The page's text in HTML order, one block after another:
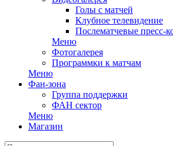
Голы с матчей
Клубное телевидение
Послематчевые пресс-
Меню
Фотогалерея
Программки к матчам
Меню
Фан-зона
Группа поддержки
ФАН сектор
Меню
Магазин